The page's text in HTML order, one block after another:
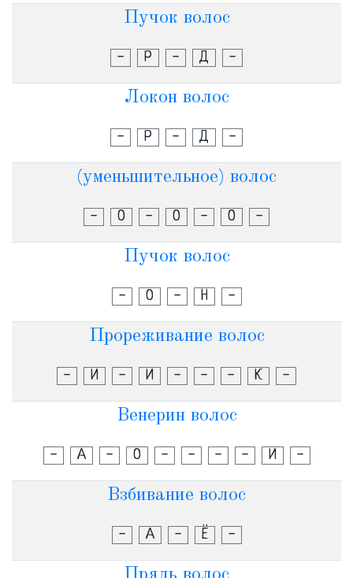
Пучок волос
- Р - Д -
Локон волос
- Р - Д -
(уменьшительное) волос
- О - О - О -
Пучок волос
- О - Н -
Прореживание волос
- И - И - - - К -
Венерин волос
- А - О - - - - И -
Взбивание волос
- А - Ё -